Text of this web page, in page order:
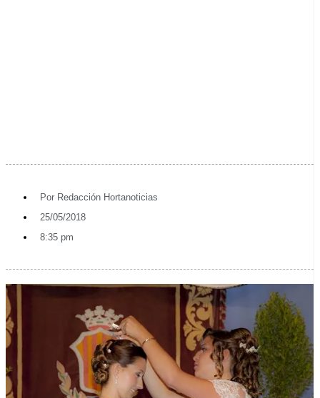
Por Redacción Hortanoticias
25/05/2018
8:35 pm